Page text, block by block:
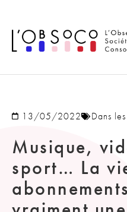
13/05/2022 Dans
Musique,
sport… La